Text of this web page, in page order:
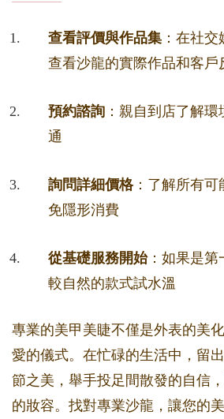
查看評價與作品集 ：在社
查看沙龍的實際作品和客戶
預約諮詢 ：親自到店了解
通
詢問詳細價格：了解所有可
免隱形消費
從基礎服務開始：如果是第
較自然的款式試水溫
專業的美甲美睫不僅是外表的美
愛的儀式。在忙碌的生活中，留
節之美，舉手投足間散發的自信
的妝容。找對專業沙龍，讓您的